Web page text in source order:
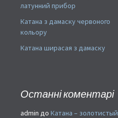
латунний прибор
Катана з дамаску червоного
кольору
Катана ширасая з дамаску
Останні коментарі
admin до Катана – золотистый